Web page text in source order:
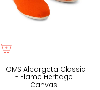
TOMS Alpargata Classic
- Flame Heritage
Canvas